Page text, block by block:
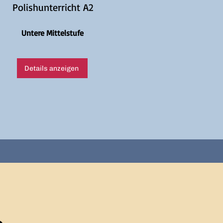
Polishunterricht A2
Untere Mittelstufe
Details anzeigen